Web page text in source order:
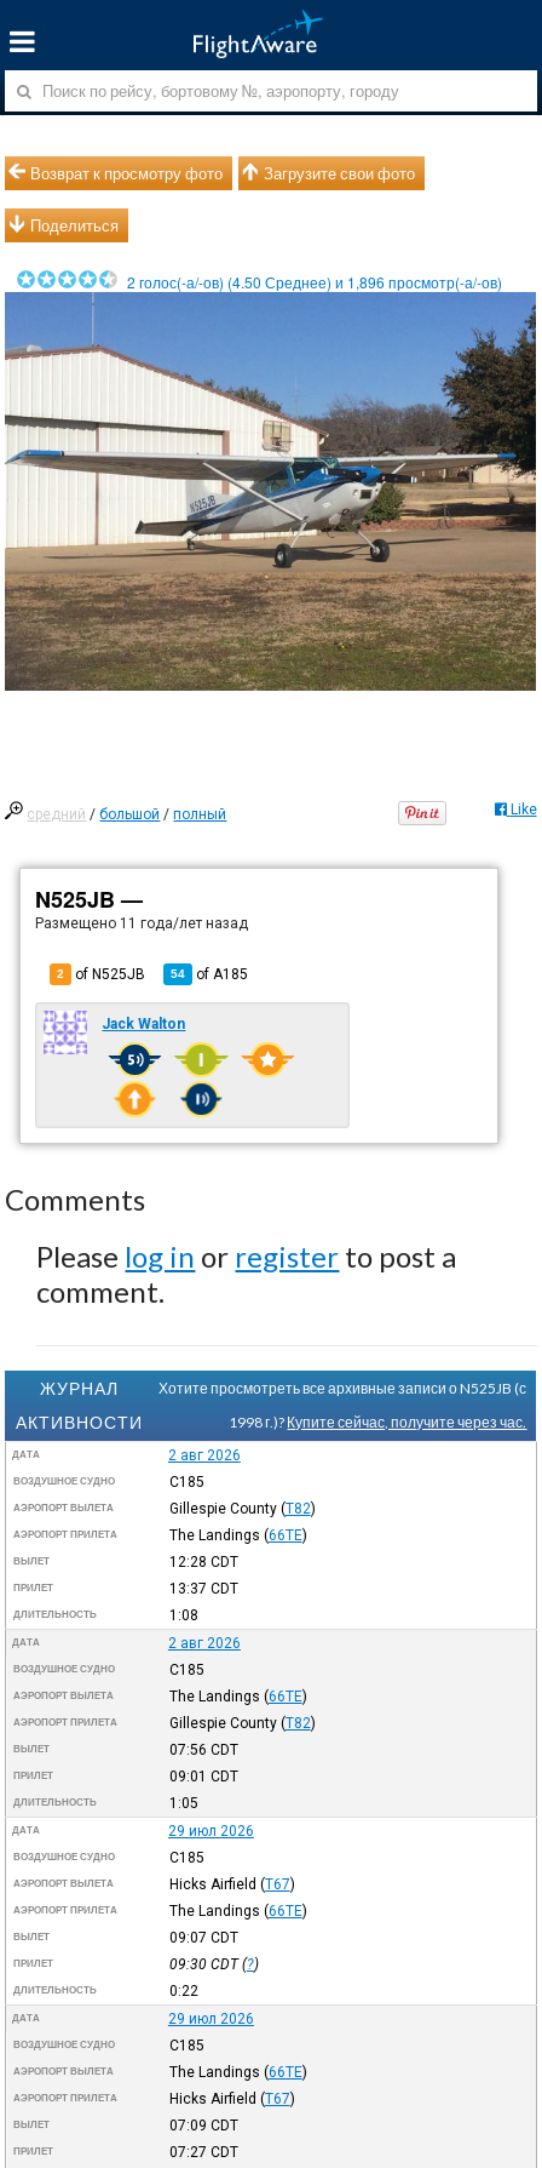
Возврат к просмотру фото Загрузите свои фото
Поделиться
2 голос(-а/-ов) (4.50 Среднее) и 1,896 просмотр(-а/-ов)
средний /большой /полный Like
N525JB —
Размещено 11 года/лет назад
2 of N525JB 54 of A185
Jack Walton
Comments
Please log in or register to post a
comment.
ЖУРНАЛ
АКТИВНОСТИ
Хотите просмотреть все архивные записи о N525JB (с
1998 г.)? Купите сейчас, получите через час.
ДАТА 2 авг 2026
ВОЗДУШНОЕ СУДНО C185
АЭРОПОРТ ВЫЛЕТА Gillespie County (T82)
АЭРОПОРТ ПРИЛЕТА The Landings (66TE)
ВЫЛЕТ 12:28 CDT
ПРИЛЕТ 13:37 CDT
ДЛИТЕЛЬНОСТЬ 1:08
ДАТА 2 авг 2026
ВОЗДУШНОЕ СУДНО C185
АЭРОПОРТ ВЫЛЕТА The Landings (66TE)
АЭРОПОРТ ПРИЛЕТА Gillespie County (T82)
ВЫЛЕТ 07:56 CDT
ПРИЛЕТ 09:01 CDT
ДЛИТЕЛЬНОСТЬ 1:05
ДАТА 29 июл 2026
ВОЗДУШНОЕ СУДНО C185
АЭРОПОРТ ВЫЛЕТА Hicks Airfield (T67)
АЭРОПОРТ ПРИЛЕТА The Landings (66TE)
ВЫЛЕТ 09:07 CDT
ПРИЛЕТ 09:30 CDT(?)
ДЛИТЕЛЬНОСТЬ 0:22
ДАТА 29 июл 2026
ВОЗДУШНОЕ СУДНО C185
АЭРОПОРТ ВЫЛЕТА The Landings (66TE)
АЭРОПОРТ ПРИЛЕТА Hicks Airfield (T67)
ВЫЛЕТ 07:09 CDT
ПРИЛЕТ 07:27 CDT